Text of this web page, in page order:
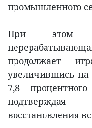
промышленного
При этом
продолжает
увеличившись на
7,8
восстановления